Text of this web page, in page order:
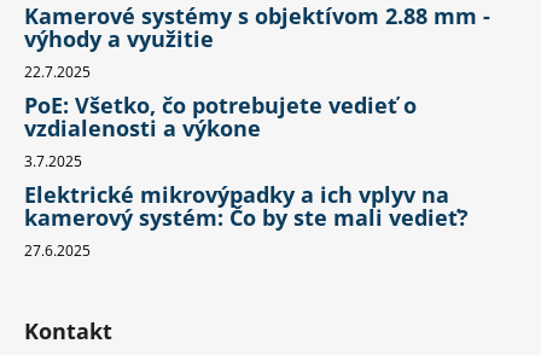
Kamerové systémy s objektívom 2.88 mm -
výhody a využitie
22.7.2025
PoE: Všetko, čo potrebujete vedieť o
vzdialenosti a výkone
3.7.2025
Elektrické mikrovýpadky a ich vplyv na
kamerový systém: Čo by ste mali vedieť?
27.6.2025
Kontakt